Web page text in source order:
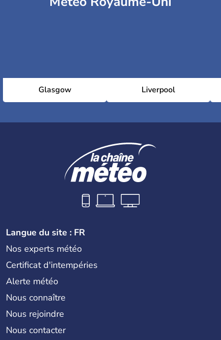
Glasgow Liverpool
Langue du site : FR
Nos experts météo
Certificat d'intempéries
Alerte météo
Nous connaître
Nous rejoindre
Nous contacter